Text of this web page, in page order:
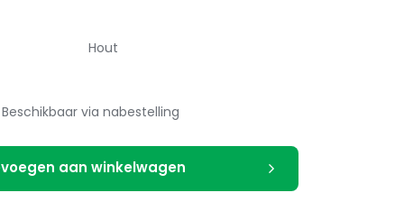
Hout
Beschikbaar via nabestelling
aan winkelwagen